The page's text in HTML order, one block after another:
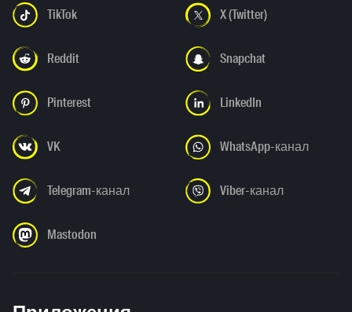
TikTok X (Twitter)
Reddit Snapchat
Pinterest LinkedIn
VK WhatsApp-канал
Telegram-канал Viber-канал
Mastodon